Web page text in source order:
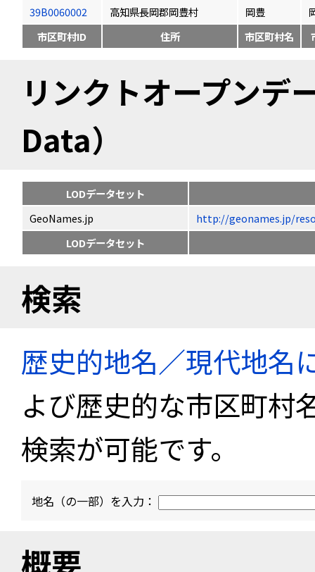
39B0060002
高知県長岡郡岡豊村 岡豊
市区町村ID
住所 市区町村名
リンクトオープン
Data）
LODデータセット
GeoNames.jp
http://geonames.jp/
LODデータセット
検索
歴史的地名／現代地名
よび歴史的な市区町村
検索が可能です。
地名（の一部）を入力：
概要